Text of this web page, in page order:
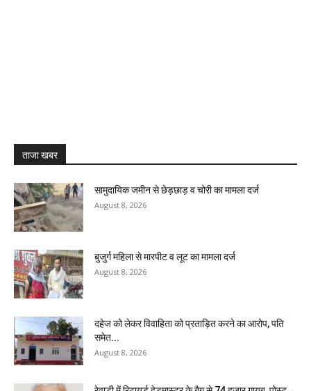
ताजा खबर
सामुदायिक जमीन से छेड़छाड़ व चोरी का मामला दर्ज
August 8, 2026
बुजुर्ग महिला से मारपीट व लूट का मामला दर्ज
August 8, 2026
दहेज को लेकर विवाहिता को प्रताड़ित करने का आरोप, पति
समेत...
August 8, 2026